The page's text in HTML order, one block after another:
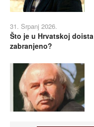
31. Srpanj 2026.
Što je u Hrvatskoj doista
zabranjeno?